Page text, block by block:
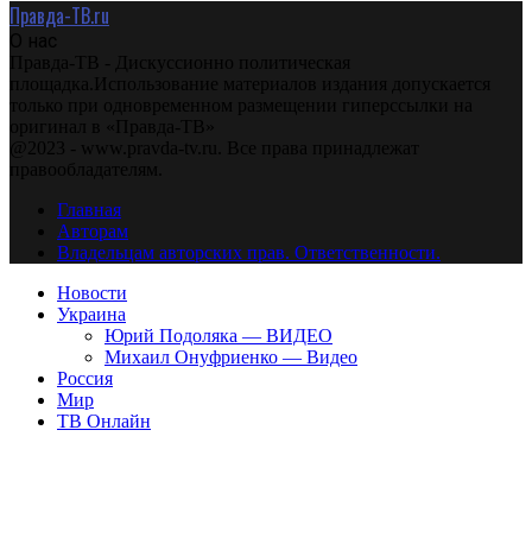
Правда-ТВ.ru
О нас
Правда-ТВ - Дискуссионно политическая
площадка.Использование материалов издания допускается
только при одновременном размещении гиперссылки на
оригинал в «Правда-ТВ»
@2023 - www.pravda-tv.ru. Все права принадлежат
правообладателям.
Главная
Авторам
Владельцам авторских прав. Ответственности.
Новости
Украина
Юрий Подоляка — ВИДЕО
Михаил Онуфриенко — Видео
Россия
Мир
ТВ Онлайн